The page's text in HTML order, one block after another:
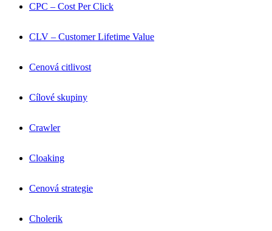
CPC – Cost Per Click
CLV – Customer Lifetime Value
Cenová citlivost
Cílové skupiny
Crawler
Cloaking
Cenová strategie
Cholerik